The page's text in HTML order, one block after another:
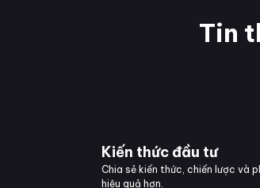
Tin
Kiến thức đầu tư
Chia sẻ kiến thức, chiến lược và
hiệu quả hơn.